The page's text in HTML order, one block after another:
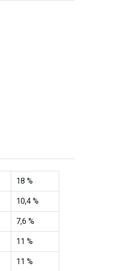
18 %
10,4 %
7,6 %
11 %
11 %